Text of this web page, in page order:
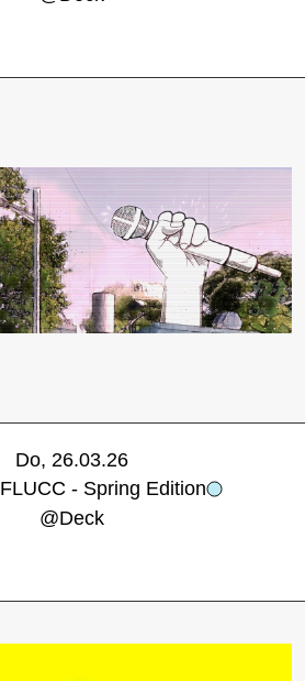
Do, 26.03.26
- Spring Edition
@Deck